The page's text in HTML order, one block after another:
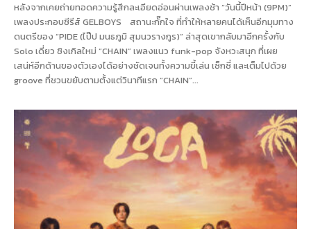
หลังจากเคยถ่ายทอดความรู้สึกละเอียดอ่อนผ่านเพลงช้า “วันนี้ปีหน้า (9PM)”
เพลงประกอบซีรีส์ GELBOYS สถานะกั๊กใจ ที่ทำให้หลายคนได้เห็นอีกมุมทาง
ดนตรีของ “PIDE (ไป๊ป มนธภูมิ สุมนวรางกูร)” ล่าสุดเขากลับมาอีกครั้งกับ
Solo เดี่ยว ซิงเกิลใหม่ “CHAIN” เพลงแนว funk-pop จังหวะสนุก ที่เผย
เสน่ห์อีกด้านของตัวเองได้อย่างชัดเจนทั้งความขี้เล่น เซ็กซี่ และเต็มไปด้วย
groove ที่ชวนขยับตามตั้งแต่วินาทีแรก “CHAIN”...